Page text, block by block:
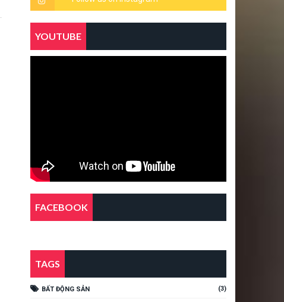
YOUTUBE
FACEBOOK
TAGS
BẤT ĐỘNG SẢN (3)